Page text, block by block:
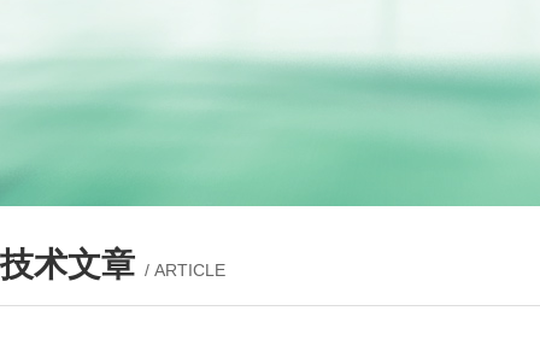
技术文章 / ARTICLE